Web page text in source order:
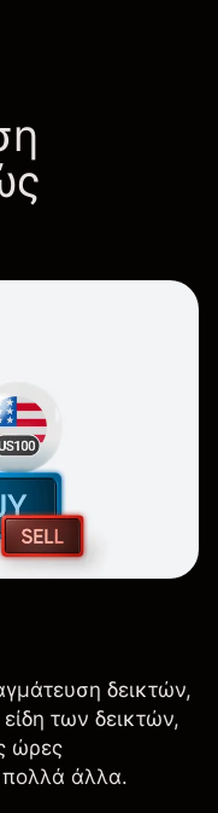
δεικτών,
των δεικτών,
ώρες
πολλά άλλα.